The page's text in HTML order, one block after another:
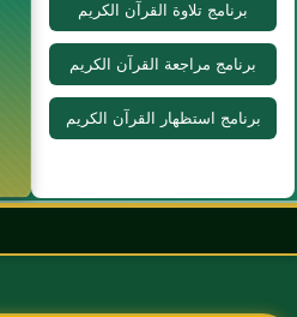
برنامج تلاوة القرآن الكريم
برنامج مراجعة القرآن الكريم
برنامج استظهار القرآن الكريم